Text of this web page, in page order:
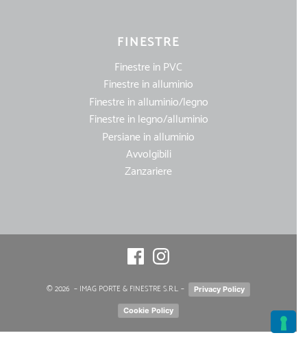
FINESTRE
Finestre in PVC
Finestre in alluminio
Finestre in alluminio/legno
Finestre in legno/alluminio
Persiane in alluminio
Avvolgibili
Zanzariere
FacebookInstagram
© 2026 – IMAG PORTE & FINESTRE S.R.L. – Privacy Policy
Cookie Policy